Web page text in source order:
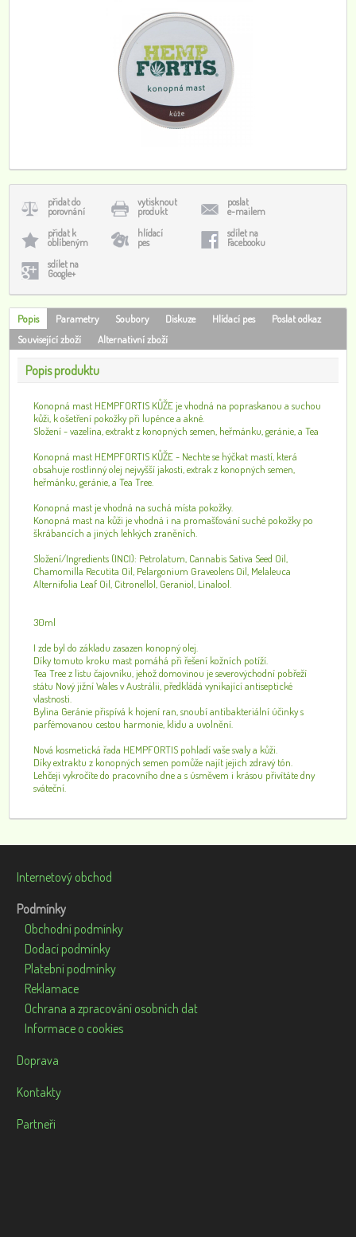
přidat do
porovnání
vytisknout
produkt
poslat
e-mailem
přidat k
oblíbeným
hlídací
pes
sdílet na
Facebooku
sdílet na
Google+
Popis Parametry Soubory Diskuze Hlídací pes
Poslat odkaz
Související zboží
Alternativní zboží
Popis produktu
Konopná mast HEMPFORTIS KŮŽE je vhodná na popraskanou a suchou
kůži, k ošetření pokožky při lupénce a akné.
Složení - vazelína, extrakt z konopných semen, heřmánku, geránie, a Tea
Konopná mast HEMPFORTIS KŮŽE - Nechte se hýčkat mastí, která
obsahuje rostlinný olej nejvyšší jakosti, extrak z konopných semen,
heřmánku, geránie, a Tea Tree.
Konopná mast je vhodná na suchá místa pokožky.
Konopná mast na kůži je vhodná i na promašťování suché pokožky po
škrábancích a jiných lehkých zraněních.
Složení/Ingredients (INCI): Petrolatum, Cannabis Sativa Seed Oil,
Chamomilla Recutita Oil, Pelargonium Graveolens Oil, Melaleuca
Alternifolia Leaf Oil, Citronellol, Geraniol, Linalool.
30ml
I zde byl do základu zasazen konopný olej.
Díky tomuto kroku mast pomáhá při řešení kožních potíží.
Tea Tree z listu čajovníku, jehož domovinou je severovýchodní pobřeží
státu Nový jižní Wales v Austrálii, předkládá vynikající antiseptické
vlastnosti.
Bylina Geránie přispívá k hojení ran, snoubí antibakteriální účinky s
parfémovanou cestou harmonie, klidu a uvolnění.
Nová kosmetická řada HEMPFORTIS pohladí vaše svaly a kůži.
Díky extraktu z konopných semen pomůže najít jejich zdravý tón.
Lehčeji vykročíte do pracovního dne a s úsměvem i krásou přivítáte dny
sváteční.
Internetový obchod
Podmínky
Obchodní podmínky
Dodací podmínky
Platební podmínky
Reklamace
Ochrana a zpracování osobních dat
Informace o cookies
Doprava
Kontakty
Partneři